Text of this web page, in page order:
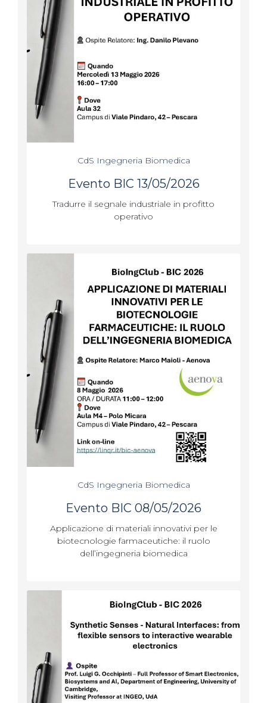
CdS Ingegneria Biomedica
Evento BIC 13/05/2026
Tradurre il segnale industriale in profitto
operativo
CdS Ingegneria Biomedica
Evento BIC 08/05/2026
Applicazione di materiali innovativi per le
biotecnologie farmaceutiche: il ruolo
dell’ingegneria biomedica